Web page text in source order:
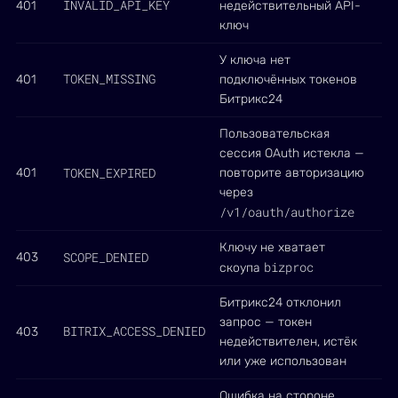
401 INVALID_API_KEY
недействительный API-
ключ
401 TOKEN_MISSING
У ключа нет
подключённых токенов
Битрикс24
401 TOKEN_EXPIRED
Пользовательская
сессия OAuth истекла —
повторите авторизацию
через
/v1/oauth/authorize
403 SCOPE_DENIED
Ключу не хватает
скоупа bizproc
403 BITRIX_ACCESS_DENIED
Битрикс24 отклонил
запрос — токен
недействителен, истёк
или уже использован